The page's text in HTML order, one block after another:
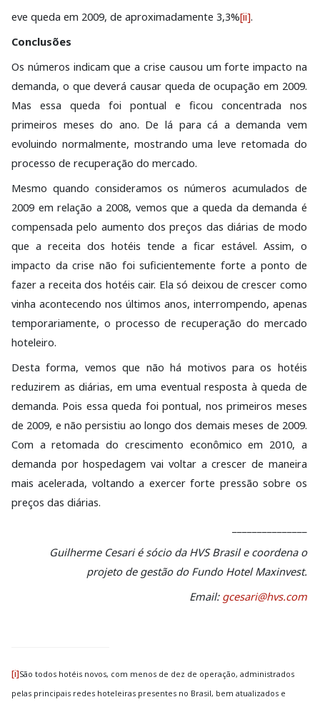
eve queda em 2009, de aproximadamente 3,3%[ii].
Conclusões
Os números indicam que a crise causou um forte impacto na
demanda, o que deverá causar queda de ocupação em 2009.
Mas essa queda foi pontual e ficou concentrada nos
primeiros meses do ano. De lá para cá a demanda vem
evoluindo normalmente, mostrando uma leve retomada do
processo de recuperação do mercado.
Mesmo quando consideramos os números acumulados de
2009 em relação a 2008, vemos que a queda da demanda é
compensada pelo aumento dos preços das diárias de modo
que a receita dos hotéis tende a ficar estável. Assim, o
impacto da crise não foi suficientemente forte a ponto de
fazer a receita dos hotéis cair. Ela só deixou de crescer como
vinha acontecendo nos últimos anos, interrompendo, apenas
temporariamente, o processo de recuperação do mercado
hoteleiro.
Desta forma, vemos que não há motivos para os hotéis
reduzirem as diárias, em uma eventual resposta à queda de
demanda. Pois essa queda foi pontual, nos primeiros meses
de 2009, e não persistiu ao longo dos demais meses de 2009.
Com a retomada do crescimento econômico em 2010, a
demanda por hospedagem vai voltar a crescer de maneira
mais acelerada, voltando a exercer forte pressão sobre os
preços das diárias.
Guilherme Cesarié sócio da HVS Brasil e coordena o
projeto de gestão do Fundo Hotel Maxinvest.
Email: gcesari@hvs.com
[i]São todos hotéis novos, com menos de dez de operação, administrados
pelas principais redes hoteleiras presentes no Brasil, bem atualizados e